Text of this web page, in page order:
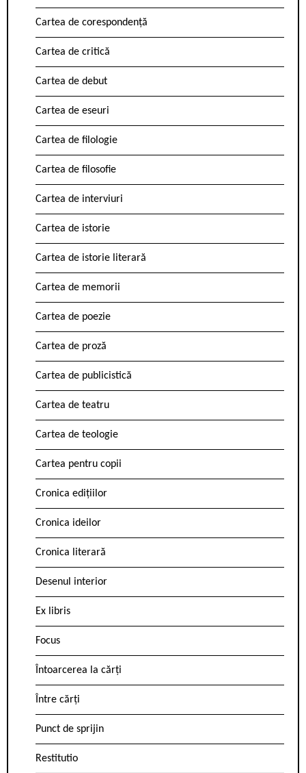
Cartea de corespondență
Cartea de critică
Cartea de debut
Cartea de eseuri
Cartea de filologie
Cartea de filosofie
Cartea de interviuri
Cartea de istorie
Cartea de istorie literară
Cartea de memorii
Cartea de poezie
Cartea de proză
Cartea de publicistică
Cartea de teatru
Cartea de teologie
Cartea pentru copii
Cronica edițiilor
Cronica ideilor
Cronica literară
Desenul interior
Ex libris
Focus
Întoarcerea la cărți
Între cărți
Punct de sprijin
Restitutio